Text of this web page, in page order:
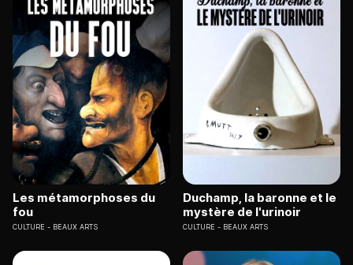
Les métamorphoses du
fou
CULTURE BEAUX ARTS
Duchamp, la baronne et le
mystère de l'urinoir
CULTURE BEAUX ARTS